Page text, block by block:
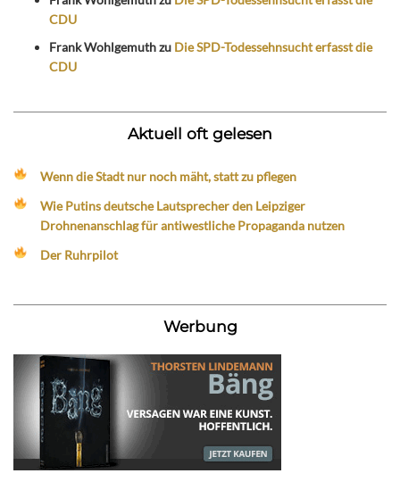
CDU
Frank Wohlgemuthzu Die SPD-Todessehnsucht erfasst die
CDU
Aktuell oft gelesen
Wenn die Stadt nur noch mäht, statt zu pflegen
Wie Putins deutsche Lautsprecher den Leipziger
Drohnenanschlag für antiwestliche Propaganda nutzen
Der Ruhrpilot
Werbung